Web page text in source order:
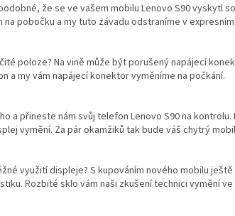
že se ve vašem mobilu Lenovo S90 vyskytl
pobočku a my tuto závadu odstraníme v
poloze? Na vině může být porušený napájecí
my vám napájecí konektor vyměníme na počkání.
a přineste nám svůj telefon Lenovo S90 na kontrolu.
vymění. Za pár okamžiků tak bude váš chytrý
využití displeje? S kupováním nového mobilu
Rozbité sklo vám naši zkušení technici vymění ve